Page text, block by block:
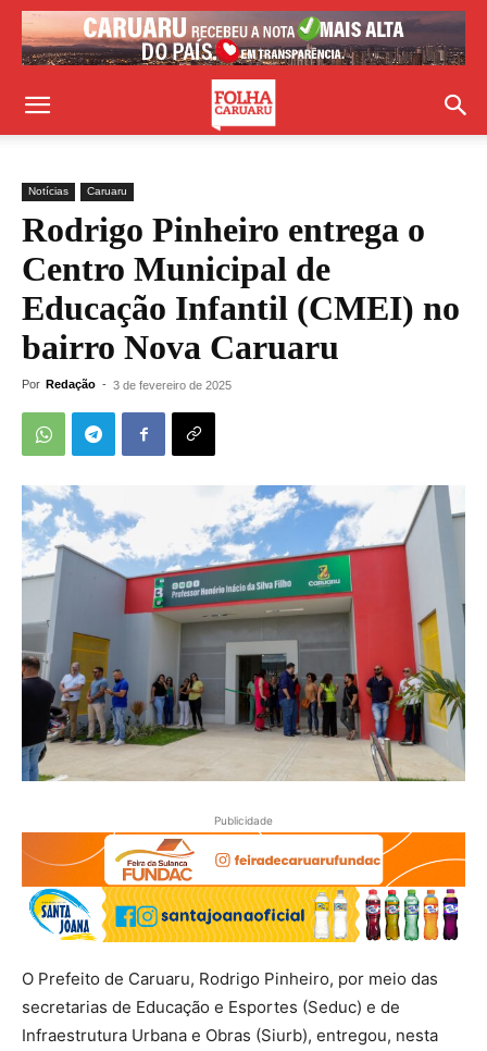
Notícias Caruaru
Rodrigo Pinheiro entrega o
Centro Municipal de
Educação Infantil (CMEI) no
bairro Nova Caruaru
Por Redação - 3 de fevereiro de 2025
Publicidade
O Prefeito de Caruaru, Rodrigo Pinheiro, por meio das
secretarias de Educação e Esportes (Seduc) e de
Infraestrutura Urbana e Obras (Siurb), entregou, nesta